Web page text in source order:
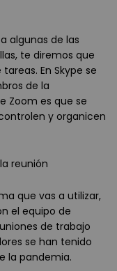
algunas de las
te diremos que
En Skype se
de la
Zoom es que se
y organicen
reunión
que vas a utilizar,
el equipo de
de trabajo
se han tenido
la pandemia.